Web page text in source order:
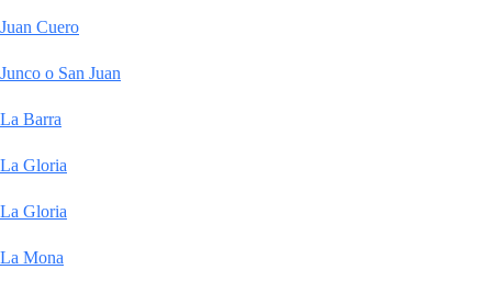
Juan Cuero
Junco o San Juan
La Barra
La Gloria
La Gloria
La Mona